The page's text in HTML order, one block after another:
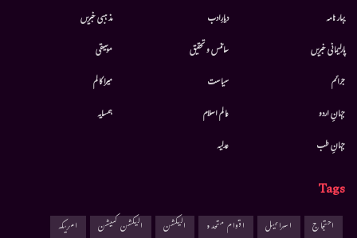
بہار نامہ
پارلیمانی خبریں
جرائم
جہانِ اردو
جہانِ طب
دیارِادب
سائنس و تحقیق
سیاست
عالم اسلام
عدلیہ
مذہبی خبریں
موسيقى
میرا کالم
ہمسایہ
Tags
احتجاج اسرائیل اقوام متحدہ الیکشن الیکشن کمیشن امریکہ